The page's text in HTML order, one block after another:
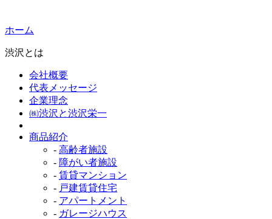
ホーム
渋沢とは
会社概要
代表メッセージ
企業理念
㈱渋沢と渋沢栄一
商品紹介
- 高齢者施設
- 障がい者施設
- 賃貸マンション
- 戸建賃貸住宅
- アパートメント
- ガレージハウス